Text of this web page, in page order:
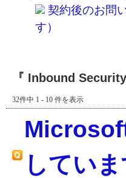
契約後のお問
す）
『 Inbound
32件中 1 - 10 件を表示
してい